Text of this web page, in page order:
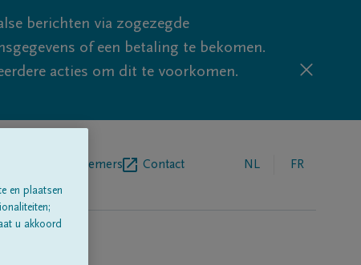
berichten via zogezegde
of een betaling te bekomen.
acties om dit te voorkomen.
Contact NL FR
en plaatsen
u akkoord